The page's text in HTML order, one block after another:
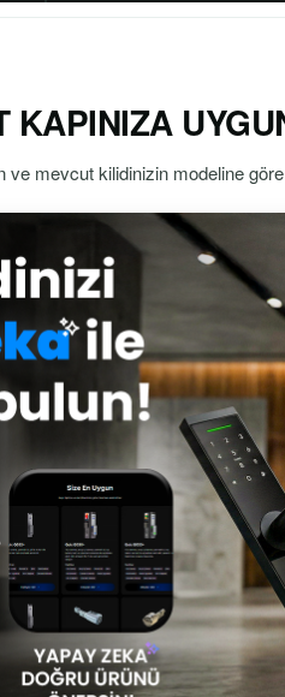
ve mevcut kilidinizin modeline